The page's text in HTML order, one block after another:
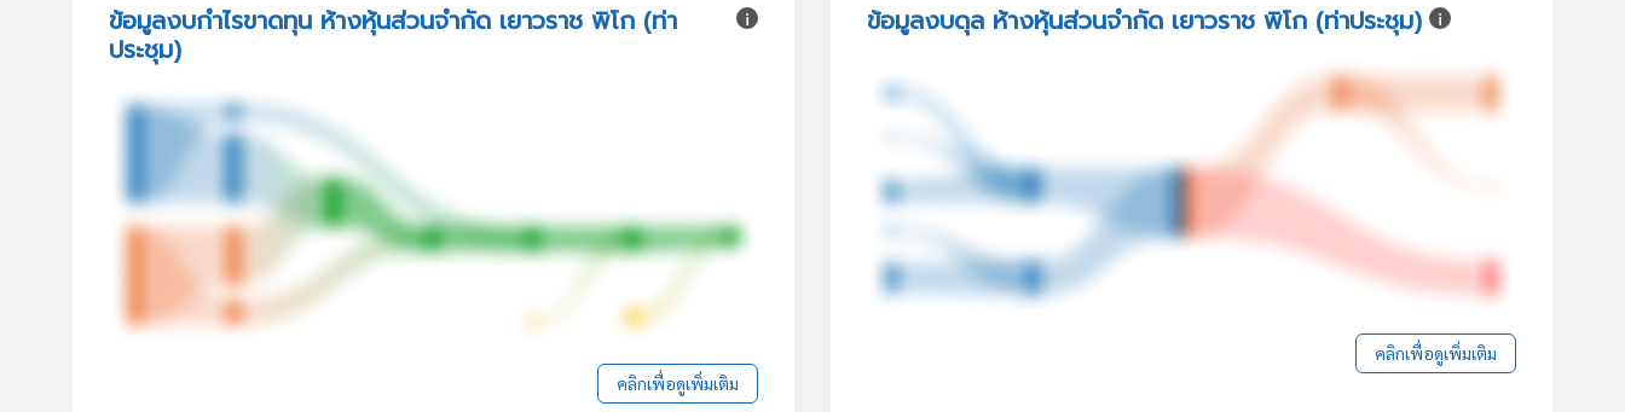
ข้อมูลงบกำไรขาดทุน ห้างหุ้นส่วนจำกัด เยาวราช พิโก (ท่า
ประชุม)
คลิกเพื่อดูเพิ่มเติม
ข้อมูลงบดุล ห้างหุ้นส่วนจำกัด เยาวราช พิโก (ท่าประชุม)
คลิกเพื่อดูเพิ่มเติม